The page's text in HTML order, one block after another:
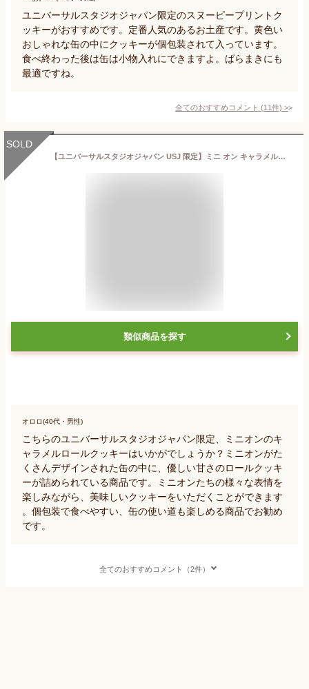
ユニバーサルスタジオジャパン限定のスヌーピープリントク
ッキーがおすすめです。定番人気のあるお土産です。黄色い
おしゃれな缶の中にクッキーが個包装されて入っています。
食べ終わった後は缶は小物入れにできますよ。ばらまきにも
最適ですね。
全てのおすすめコメント (11件) >
SOLD
【ユニバーサルスタジオジャパン USJ 限定】ミニ オン キャラメルロールクッキー お土産 お菓子 ユニバ グッズ プレゼント
類似商品を探す
オロロ(40代・男性)
こちらのユニバーサルスタジオジャパン限定、ミニオンのキ
ャラメルロールクッキーはいかがでしょうか？ミニオンがた
くさんデザインされた缶の中に、優しい甘さのロールクッキ
ーが詰められている商品です。ミニオンたちの様々な表情を
楽しみながら、美味しいクッキーをいただくことができます
。個包装で食べやすい、缶の使い道も楽しめる商品でお勧め
です。
全てのおすすめコメント（2件）